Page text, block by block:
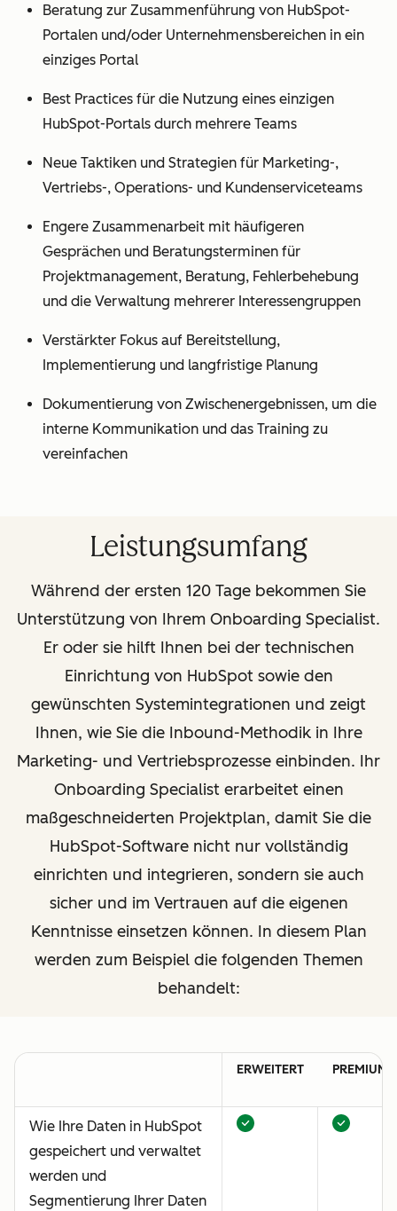
Beratung zur Zusammenführung von HubSpot-
Portalen und/oder Unternehmensbereichen in ein
einziges Portal
Best Practices für die Nutzung eines einzigen
HubSpot-Portals durch mehrere Teams
Neue Taktiken und Strategien für Marketing-,
Vertriebs-, Operations- und Kundenserviceteams
Engere Zusammenarbeit mit häufigeren
Gesprächen und Beratungsterminen für
Projektmanagement, Beratung, Fehlerbehebung
und die Verwaltung mehrerer Interessengruppen
Verstärkter Fokus auf Bereitstellung,
Implementierung und langfristige Planung
Dokumentierung von Zwischenergebnissen, um die
interne Kommunikation und das Training zu
vereinfachen
Leistungsumfang
Während der ersten 120 Tage bekommen Sie
Unterstützung von Ihrem Onboarding Specialist.
Er oder sie hilft Ihnen bei der technischen
Einrichtung von HubSpot sowie den
gewünschten Systemintegrationen und zeigt
Ihnen, wie Sie die Inbound-Methodik in Ihre
Marketing- und Vertriebsprozesse einbinden. Ihr
Onboarding Specialist erarbeitet einen
maßgeschneiderten Projektplan, damit Sie die
HubSpot-Software nicht nur vollständig
einrichten und integrieren, sondern sie auch
sicher und im Vertrauen auf die eigenen
Kenntnisse einsetzen können. In diesem Plan
werden zum Beispiel die folgenden Themen
behandelt:
ERWEITERT PREMIUM
Wie Ihre Daten in HubSpot
gespeichert und verwaltet
werden und
Segmentierung Ihrer Daten